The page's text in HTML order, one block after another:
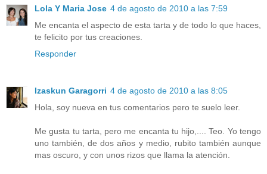
Lola Y Maria Jose 4 de agosto de 2010 a las 7:59
Me encanta el aspecto de esta tarta y de todo lo que haces,
te felicito por tus creaciones.
Responder
Izaskun Garagorri 4 de agosto de 2010 a las 8:05
Hola, soy nueva en tus comentarios pero te suelo leer.
Me gusta tu tarta, pero me encanta tu hijo,.... Teo. Yo tengo
uno también, de dos años y medio, rubito también aunque
mas oscuro, y con unos rizos que llama la atención.